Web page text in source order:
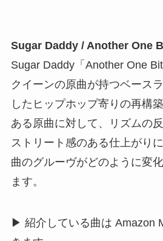
Sugar Daddy / Another One
Sugar Daddy「Another One
クイーンの原曲が持つベース
したヒップホップ寄りの再構
ある原曲に対して、リズムの
ストリート感のある仕上がり
曲のグルーヴがどのように変
ます。
▶ 紹介している曲は Amazon